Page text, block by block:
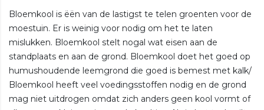
Bloemkool is ëën van de lastigst te telen groenten voor de
moestuin. Er is weinig voor nodig om het te laten
mislukken. Bloemkool stelt nogal wat eisen aan de
standplaats en aan de grond. Bloemkool doet het goed op
humushoudende leemgrond die goed is bemest met kalk/
Bloemkool heeft veel voedingsstoffen nodig en de grond
mag niet uitdrogen omdat zich anders geen kool vormt of